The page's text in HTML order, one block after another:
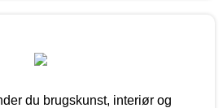
du brugskunst, interiør og